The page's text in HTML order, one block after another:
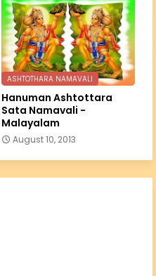
ASHTOTHARA NAMAVALI
Hanuman Ashtottara
Sata Namavali -
Malayalam
August 10, 2013